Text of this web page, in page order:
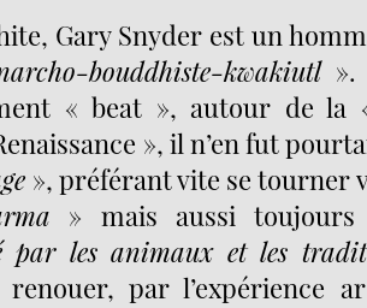
Gary Snyder est un
bouddhiste-kwakiutl».
« beat », autour de la
», il n’en fut
», préférant vite se tourner
» mais aussi
par les animaux et les
par l’expérience